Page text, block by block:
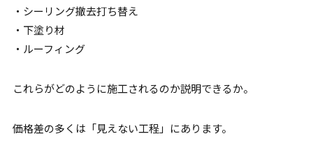
・シーリング撤去打ち替え
・下塗り材
・ルーフィング
これらがどのように施工されるのか説明できるか。
価格差の多くは「見えない工程」にあります。